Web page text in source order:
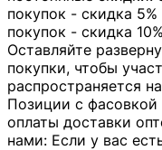
покупок - скидка
покупок - скидка
Оставляйте
покупки, чтобы
распространяется
Позиции с фасовкой
оплаты доставки
нами: Если у вас